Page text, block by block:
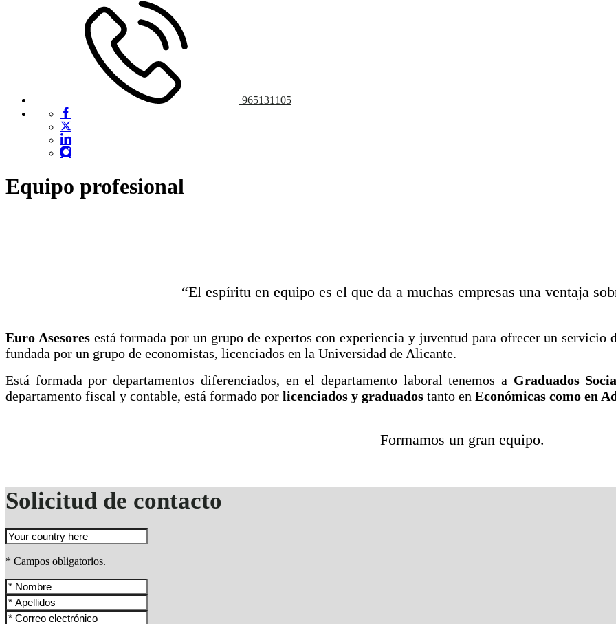
965131105
Equipo profesional
“El espíritu en equipo es el que da a muchas empresas una ventaja
Euro Asesoresestá formada por un grupo de expertos con experiencia y juventud para ofrecer un servicio
fundada por un grupo de economistas, licenciados en la Universidad de Alicante.
Está formada por departamentos diferenciados, en el departamento laboral tenemos a Graduados
departamento fiscal y contable, está formado por licenciados y graduados tanto en Económicas como en
Formamos un gran equipo.
Solicitud de contacto
* Campos obligatorios.